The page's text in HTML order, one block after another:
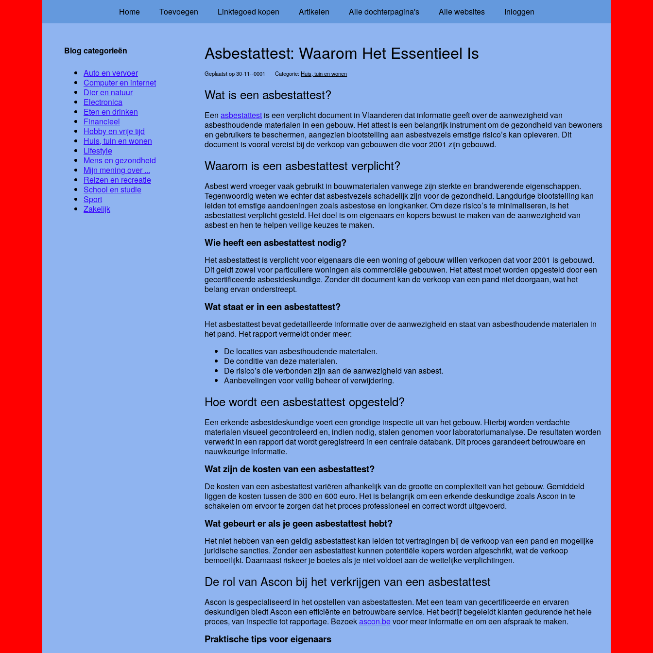
Home Toevoegen Linktegoed kopen Artikelen Alle dochterpagina's Alle websites Inloggen
Asbestattest: Waarom Het Essentieel Is
Geplaatst op 30-11--0001 Categorie: Huis, tuin en wonen
Wat is een asbestattest?
Eenasbestattest is een verplicht document in Vlaanderen dat informatie geeft over de aanwezigheid van
asbesthoudende materialen in een gebouw. Het attest is een belangrijk instrument om de gezondheid van bewoners
en gebruikers te beschermen, aangezien blootstelling aan asbestvezels ernstige risico’s kan opleveren. Dit
document is vooral vereist bij de verkoop van gebouwen die voor 2001 zijn gebouwd.
Waarom is een asbestattest verplicht?
Asbest werd vroeger vaak gebruikt in bouwmaterialen vanwege zijn sterkte en brandwerende eigenschappen.
Tegenwoordig weten we echter dat asbestvezels schadelijk zijn voor de gezondheid. Langdurige blootstelling kan
leiden tot ernstige aandoeningen zoals asbestose en longkanker. Om deze risico’s te minimaliseren, is het
asbestattest verplicht gesteld. Het doel is om eigenaars en kopers bewust te maken van de aanwezigheid van
asbest en hen te helpen veilige keuzes te maken.
Wie heeft een asbestattest nodig?
Het asbestattest is verplicht voor eigenaars die een woning of gebouw willen verkopen dat voor 2001 is gebouwd.
Dit geldt zowel voor particuliere woningen als commerciële gebouwen. Het attest moet worden opgesteld door een
gecertificeerde asbestdeskundige. Zonder dit document kan de verkoop van een pand niet doorgaan, wat het
belang ervan onderstreept.
Wat staat er in een asbestattest?
Het asbestattest bevat gedetailleerde informatie over de aanwezigheid en staat van asbesthoudende materialen in
het pand. Het rapport vermeldt onder meer:
De locaties van asbesthoudende materialen.
De conditie van deze materialen.
De risico’s die verbonden zijn aan de aanwezigheid van asbest.
Aanbevelingen voor veilig beheer of verwijdering.
Hoe wordt een asbestattest opgesteld?
Een erkende asbestdeskundige voert een grondige inspectie uit van het gebouw. Hierbij worden verdachte
materialen visueel gecontroleerd en, indien nodig, stalen genomen voor laboratoriumanalyse. De resultaten worden
verwerkt in een rapport dat wordt geregistreerd in een centrale databank. Dit proces garandeert betrouwbare en
nauwkeurige informatie.
Wat zijn de kosten van een asbestattest?
De kosten van een asbestattest variëren afhankelijk van de grootte en complexiteit van het gebouw. Gemiddeld
liggen de kosten tussen de 300 en 600 euro. Het is belangrijk om een erkende deskundige zoals Ascon in te
schakelen om ervoor te zorgen dat het proces professioneel en correct wordt uitgevoerd.
Wat gebeurt er als je geen asbestattest hebt?
Het niet hebben van een geldig asbestattest kan leiden tot vertragingen bij de verkoop van een pand en mogelijke
juridische sancties. Zonder een asbestattest kunnen potentiële kopers worden afgeschrikt, wat de verkoop
bemoeilijkt. Daarnaast riskeer je boetes als je niet voldoet aan de wettelijke verplichtingen.
De rol van Ascon bij het verkrijgen van een asbestattest
Ascon is gespecialiseerd in het opstellen van asbestattesten. Met een team van gecertificeerde en ervaren
deskundigen biedt Ascon een efficiënte en betrouwbare service. Het bedrijf begeleidt klanten gedurende het hele
proces, van inspectie tot rapportage. Bezoekascon.bevoor meer informatie en om een afspraak te maken.
Praktische tips voor eigenaars
Blog categorieën
Auto en vervoer
Computer en internet
Dier en natuur
Electronica
Eten en drinken
Financieel
Hobby en vrije tijd
Huis, tuin en wonen
Lifestyle
Mens en gezondheid
Mijn mening over ...
Reizen en recreatie
School en studie
Sport
Zakelijk